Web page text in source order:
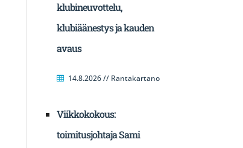
klubineuvottelu,
klubiäänestys ja kauden
avaus
14.8.2026 // Rantakartano
Viikkokokous:
toimitusjohtaja Sami